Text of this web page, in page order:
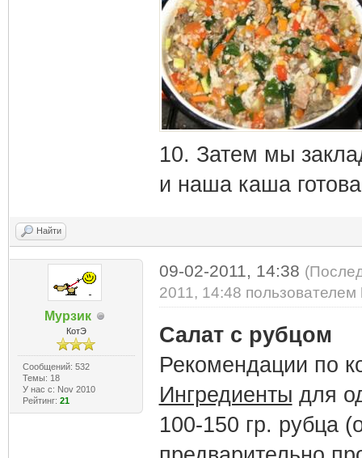
10. Затем мы
и наша каша
Найти
Мурзик
КотЭ
Сообщений: 532
Темы: 18
У нас с: Nov 2010
Рейтинг: 21
09-02-2011, 14:38
2011, 14:48 пользователем
Салат с рубцом
Рекомендации по
Ингредиенты для
100-150 гр. рубца